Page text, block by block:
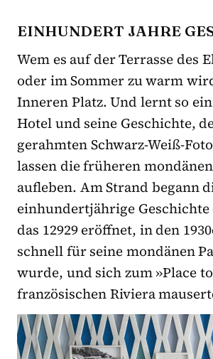
EINHUNDERT JAHRE
Wem es auf der Terrasse des
oder im Sommer zu warm
Inneren Platz. Und lernt so
Hotel und seine Geschichte,
gerahmten Schwarz-Weiß-
lassen die früheren
aufleben. Am Strand begann
einhundertjährige Geschichte
das 12929 eröffnet, in den
schnell für seine mondänen
wurde, und sich zum »Place
französischen Riviera